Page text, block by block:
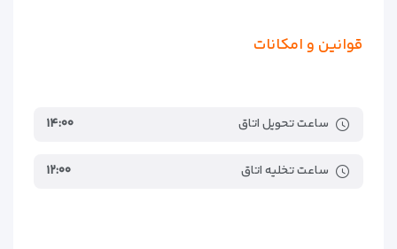
قوانین و امکانات
ساعت تحویل اتاق ۱۴:۰۰
ساعت تخلیه اتاق ۱۲:۰۰